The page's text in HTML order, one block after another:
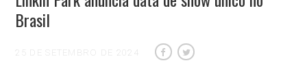
Brasil
25 DE SETEMBRO DE 2024